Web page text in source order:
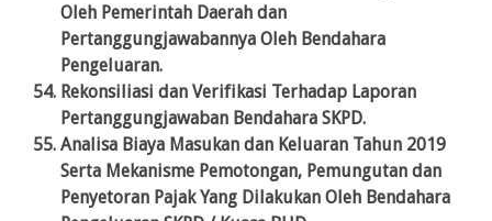
Oleh Pemerintah Daerah dan
Pertanggungjawabannya Oleh Bendahara
Pengeluaran.
Rekonsiliasi dan Verifikasi Terhadap Laporan
Pertanggungjawaban Bendahara SKPD.
Analisa Biaya Masukan dan Keluaran Tahun 2019
Serta Mekanisme Pemotongan, Pemungutan dan
Penyetoran Pajak Yang Dilakukan Oleh Bendahara